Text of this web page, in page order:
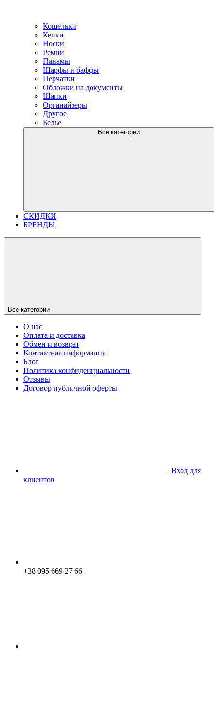
Кошельки
Кепки
Носки
Ремни
Панамы
Шарфы и баффы
Перчатки
Обложки на документы
Шапки
Органайзеры
Другое
Белье
Все категории
СКИДКИ
БРЕНДЫ
Все категории
О нас
Оплата и доставка
Обмен и возврат
Контактная информация
Блог
Политика конфиденциальности
Отзывы
Договор публичной оферты
Вход для
клиентов
+38 095 669 27 66